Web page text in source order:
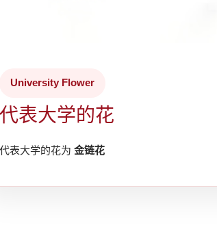
University Flower
代表大学的花
代表大学的花为 金链花